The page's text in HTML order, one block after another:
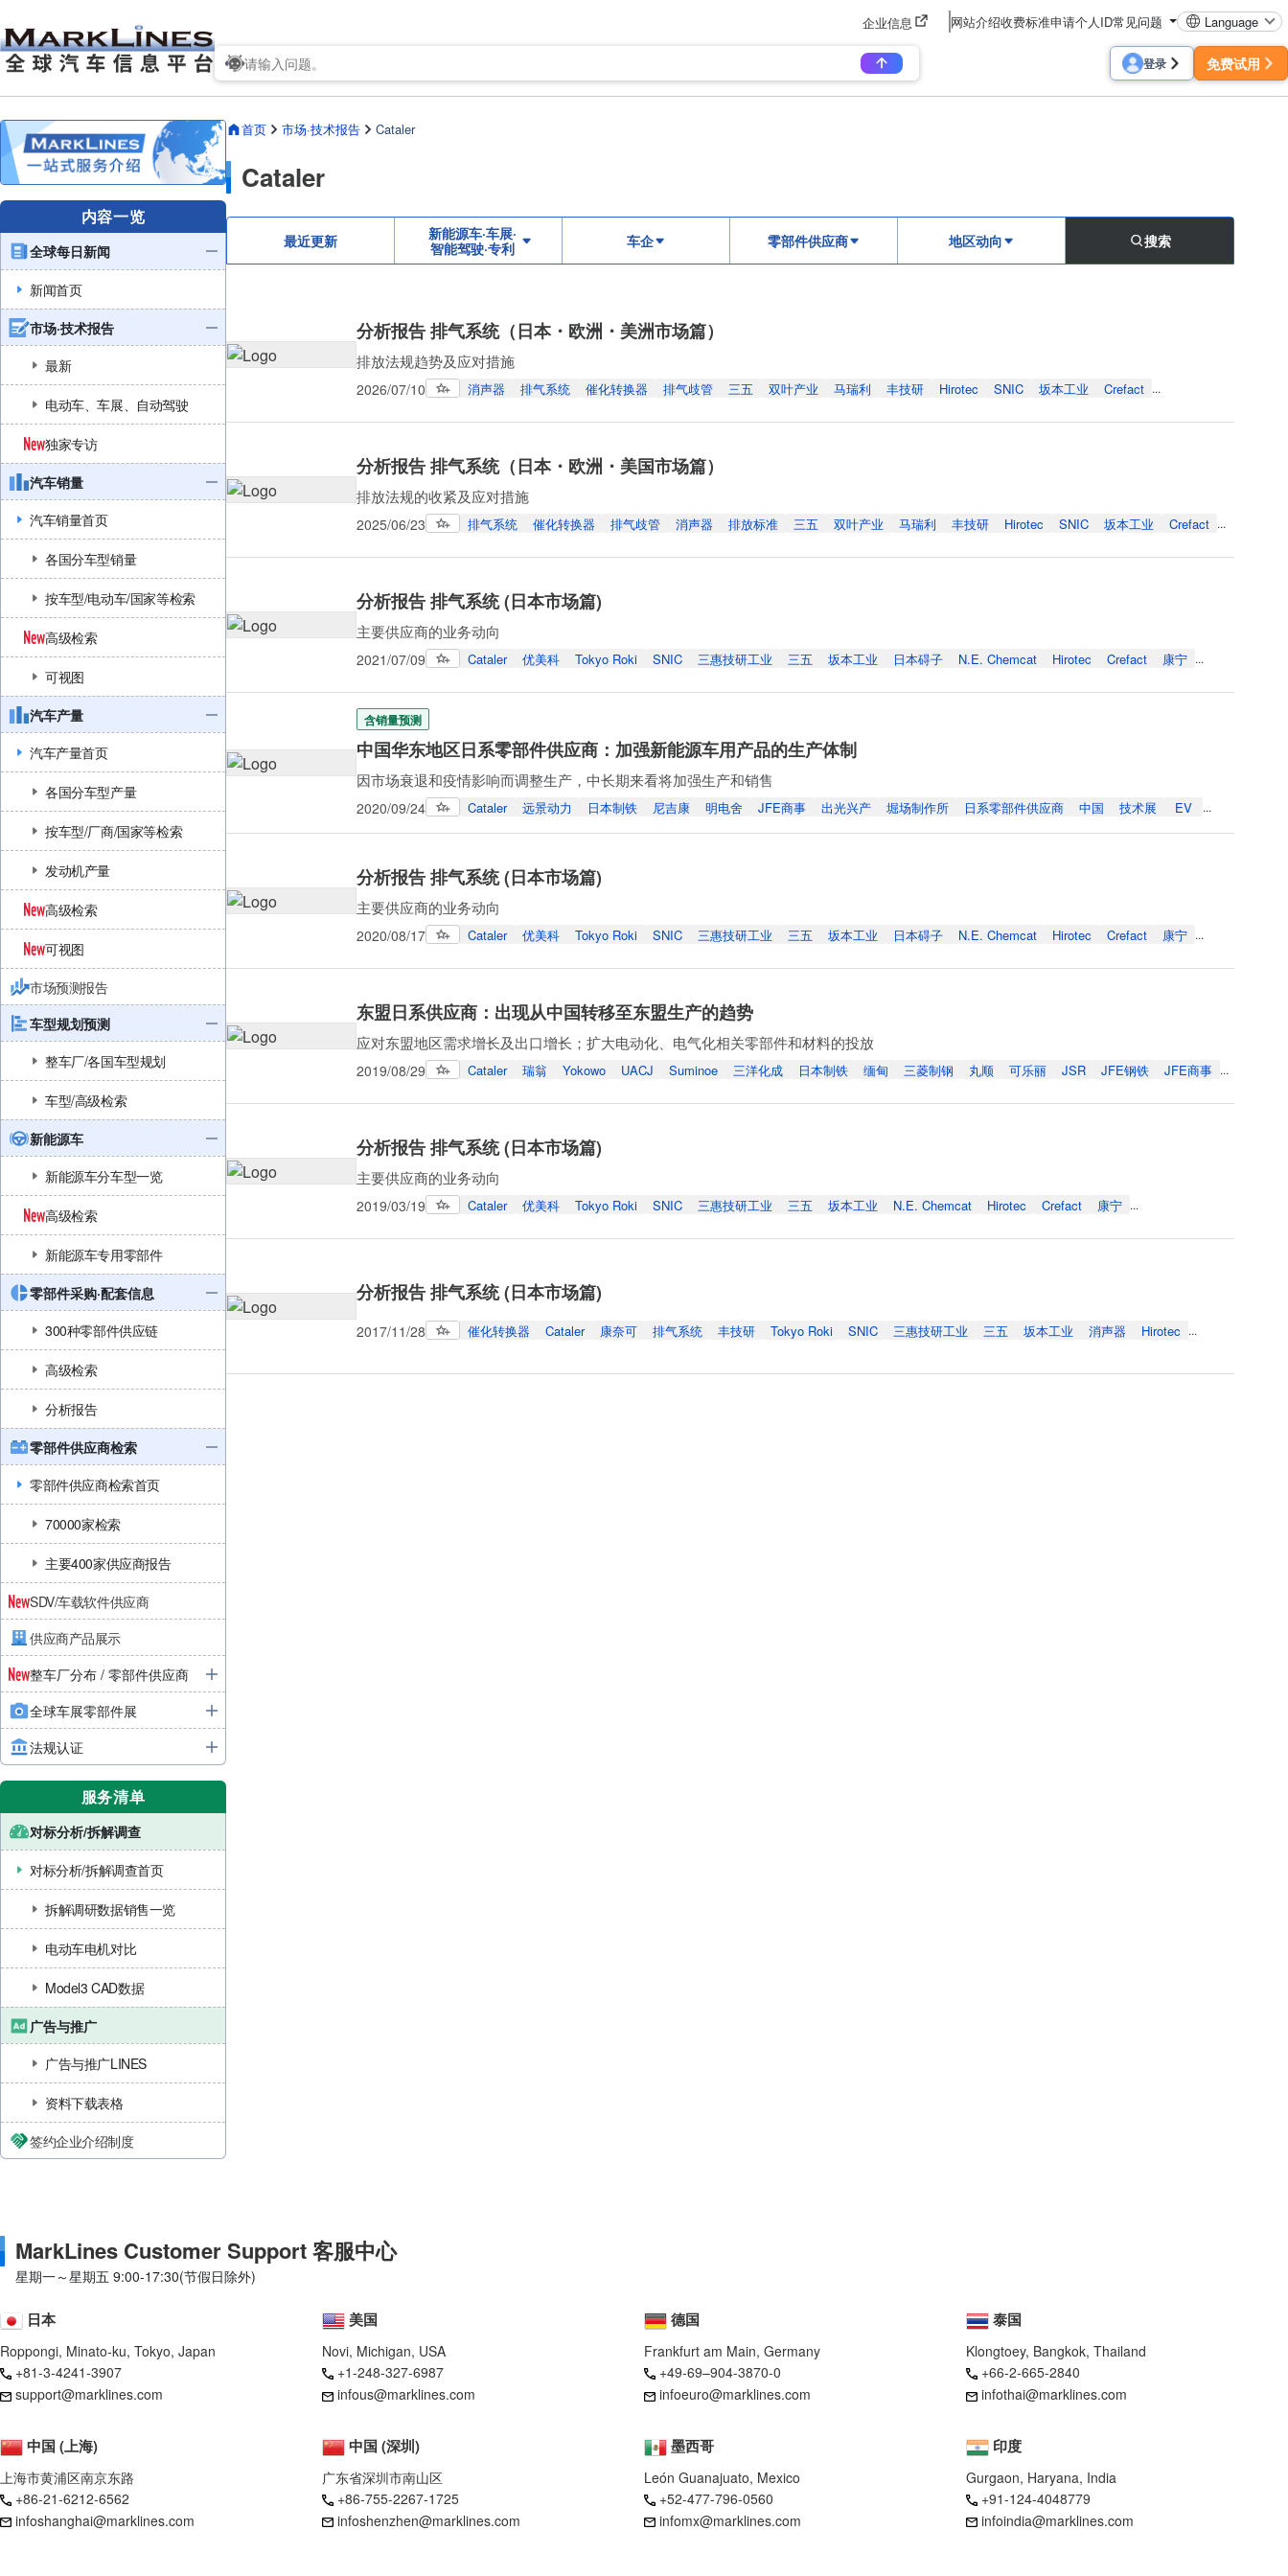
企业信息 网站介绍收费标准申请个人ID常见问题 Language
登录 免费试用
内容一览
全球每日新闻
新闻首页
市场·技术报告
最新
电动车、车展、自动驾驶
独家专访
汽车销量
汽车销量首页
各国分车型销量
按车型/电动车/国家等检索
高级检索
可视图
汽车产量
汽车产量首页
各国分车型产量
按车型/厂商/国家等检索
发动机产量
高级检索
可视图
市场预测报告
车型规划预测
整车厂/各国车型规划
车型/高级检索
新能源车
新能源车分车型一览
高级检索
新能源车专用零部件
零部件采购·配套信息
300种零部件供应链
高级检索
分析报告
零部件供应商检索
零部件供应商检索首页
70000家检索
主要400家供应商报告
SDV/车载软件供应商
供应商产品展示
整车厂分布 / 零部件供应商
全球车展零部件展
法规认证
服务清单
对标分析/拆解调查
对标分析/拆解调查首页
拆解调研数据销售一览
电动车电机对比
Model3 CAD数据
广告与推广
广告与推广LINES
资料下载表格
签约企业介绍制度
首页 市场·技术报告 Cataler
Cataler
最近更新
新能源车·车展·
智能驾驶·专利
车企 零部件供应商 地区动向 搜索
分析报告 排气系统（日本・欧洲・美洲市场篇）
排放法规趋势及应对措施
2026/07/10 消声器 排气系统 催化转换器 排气歧管 三五 双叶产业 马瑞利 丰技研 Hirotec SNIC 坂本工业 Crefact ...
分析报告 排气系统（日本・欧洲・美国市场篇）
排放法规的收紧及应对措施
2025/06/23 排气系统 催化转换器 排气歧管 消声器 排放标准 三五 双叶产业 马瑞利 丰技研 Hirotec SNIC 坂本工业 Crefact ...
分析报告 排气系统 (日本市场篇)
主要供应商的业务动向
2021/07/09 Cataler 优美科 Tokyo Roki SNIC 三惠技研工业 三五 坂本工业 日本碍子 N.E. Chemcat Hirotec Crefact 康宁 ...
含销量预测
中国华东地区日系零部件供应商：加强新能源车用产品的生产体制
因市场衰退和疫情影响而调整生产，中长期来看将加强生产和销售
2020/09/24 Cataler 远景动力 日本制铁 尼吉康 明电舍 JFE商事 出光兴产 堀场制作所 日系零部件供应商 中国 技术展 EV ...
分析报告 排气系统 (日本市场篇)
主要供应商的业务动向
2020/08/17 Cataler 优美科 Tokyo Roki SNIC 三惠技研工业 三五 坂本工业 日本碍子 N.E. Chemcat Hirotec Crefact 康宁 ...
东盟日系供应商：出现从中国转移至东盟生产的趋势
应对东盟地区需求增长及出口增长；扩大电动化、电气化相关零部件和材料的投放
2019/08/29 Cataler 瑞翁 Yokowo UACJ Suminoe 三洋化成 日本制铁 缅甸 三菱制钢 丸顺 可乐丽 JSR JFE钢铁 JFE商事 ...
分析报告 排气系统 (日本市场篇)
主要供应商的业务动向
2019/03/19 Cataler 优美科 Tokyo Roki SNIC 三惠技研工业 三五 坂本工业 N.E. Chemcat Hirotec Crefact 康宁 ...
分析报告 排气系统 (日本市场篇)
2017/11/28 催化转换器 Cataler 康奈可 排气系统 丰技研 Tokyo Roki SNIC 三惠技研工业 三五 坂本工业 消声器 Hirotec ...
MarkLines Customer Support 客服中心
星期一～星期五 9:00-17:30(节假日除外)
日本
Roppongi, Minato-ku, Tokyo, Japan
+81-3-4241-3907
support@marklines.com
美国
Novi, Michigan, USA
+1-248-327-6987
infous@marklines.com
墨西哥
León Guanajuato, Mexico
+52-477-796-0560
infomx@marklines.com
德国
Frankfurt am Main, Germany
+49-69–904-3870-0
infoeuro@marklines.com
中国 (上海)
上海市黄浦区南京东路
+86-21-6212-6562
infoshanghai@marklines.com
中国 (深圳)
广东省深圳市南山区
+86-755-2267-1725
infoshenzhen@marklines.com
泰国
Klongtoey, Bangkok, Thailand
+66-2-665-2840
infothai@marklines.com
印度
Gurgaon, Haryana, India
+91-124-4048779
infoindia@marklines.com